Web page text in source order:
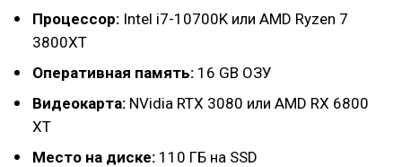
Процессор: Intel i7-10700K или AMD Ryzen 7
3800XT
Оперативная память: 16 GB ОЗУ
Видеокарта: NVidia RTX 3080 или AMD RX 6800
XT
Место на диске: 110 ГБ на SSD